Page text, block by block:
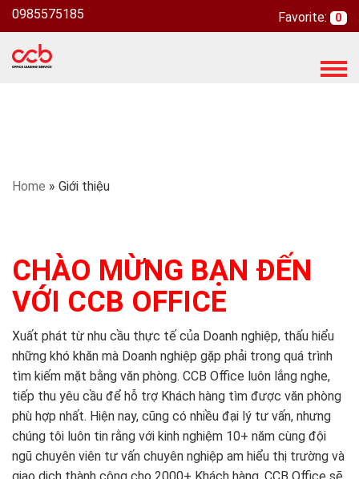
0985575185 Favorite: 0
T
n
Home » Giới thiệu
CHÀO MỪNG BẠN ĐẾN
VỚI CCB OFFICE
Xuất phát từ nhu cầu thực tế của Doanh nghiệp, thấu hiểu
những khó khăn mà Doanh nghiệp gặp phải trong quá trình
tìm kiếm mặt bằng văn phòng. CCB Office luôn lắng nghe,
tiếp thu yêu cầu để hỗ trợ Khách hàng tìm được văn phòng
phù hợp nhất. Hiện nay, cũng có nhiều đại lý tư vấn, nhưng
chúng tôi luôn tin rằng với kinh nghiệm 10+ năm cùng đội
ngũ chuyên viên tư vấn chuyên nghiệp am hiểu thị trường và